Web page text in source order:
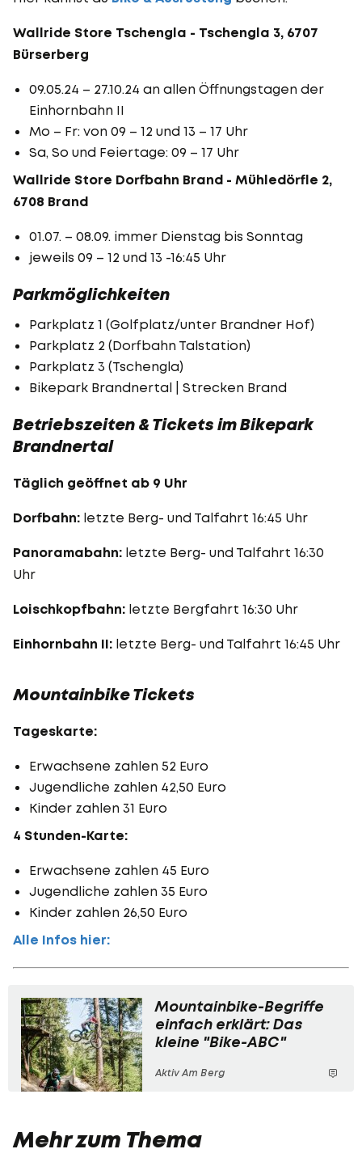
Wallride Store Tschengla - Tschengla 3, 6707
Bürserberg
09.05.24 – 27.10.24 an allen Öffnungstagen der
Einhornbahn II
Mo – Fr: von 09 – 12 und 13 – 17 Uhr
Sa, So und Feiertage: 09 – 17 Uhr
Wallride Store Dorfbahn Brand - Mühledörfle 2,
6708 Brand
01.07. – 08.09. immer Dienstag bis Sonntag
jeweils 09 – 12 und 13 -16:45 Uhr
Parkmöglichkeiten
Parkplatz 1 (Golfplatz/unter Brandner Hof)
Parkplatz 2 (Dorfbahn Talstation)
Parkplatz 3 (Tschengla)
Bikepark Brandnertal | Strecken Brand
Betriebszeiten & Tickets im Bikepark
Brandnertal
Täglich geöffnet ab 9 Uhr
Dorfbahn: letzte Berg- und Talfahrt 16:45 Uhr
Panoramabahn: letzte Berg- und Talfahrt 16:30
Uhr
Loischkopfbahn: letzte Bergfahrt 16:30 Uhr
Einhornbahn II: letzte Berg- und Talfahrt 16:45 Uhr
Mountainbike Tickets
Tageskarte:
Erwachsene zahlen 52 Euro
Jugendliche zahlen 42,50 Euro
Kinder zahlen 31 Euro
4 Stunden-Karte:
Erwachsene zahlen 45 Euro
Jugendliche zahlen 35 Euro
Kinder zahlen 26,50 Euro
Alle Infos hier:
Mountainbike-Begriffe
einfach erklärt: Das
kleine "Bike-ABC"
Aktiv Am Berg
Mehr zum Thema